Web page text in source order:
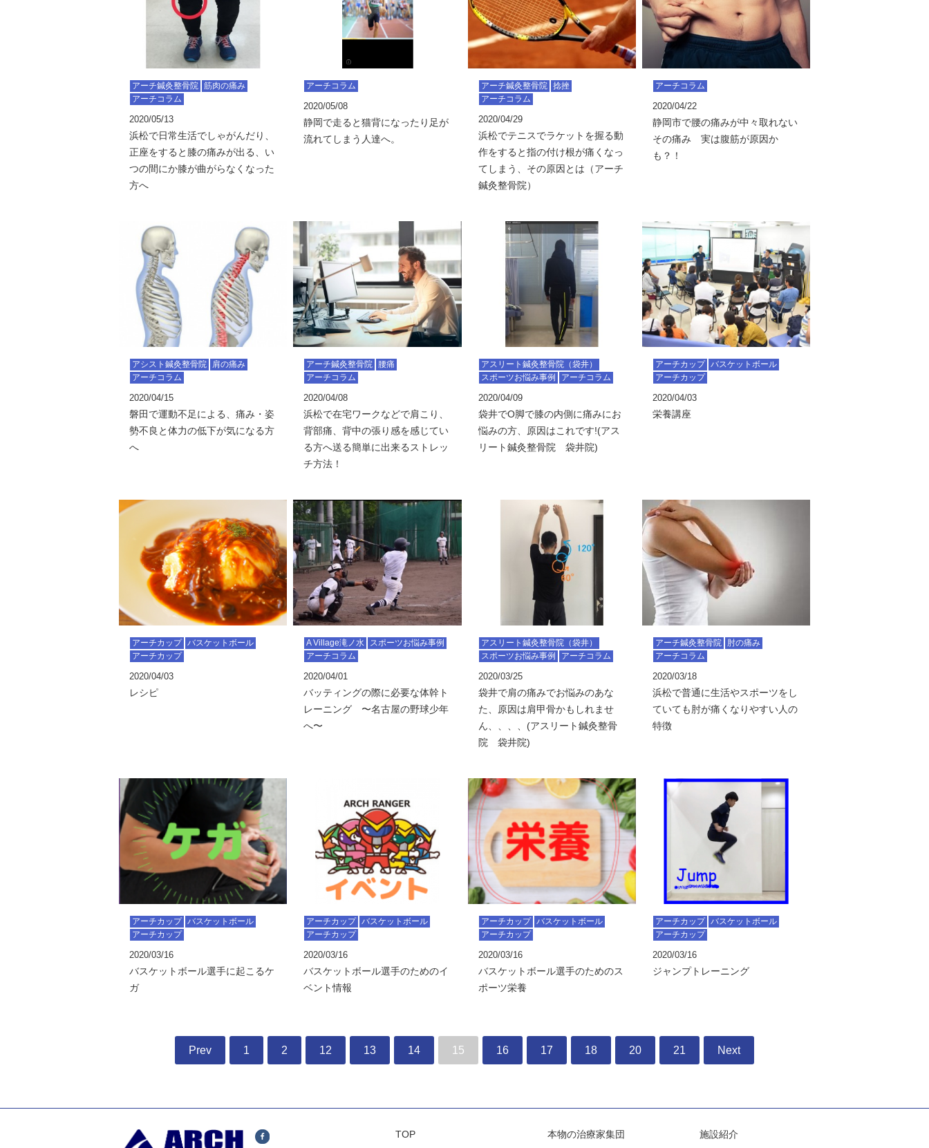
アーチ鍼灸整骨院 筋肉の痛み
アーチコラム
2020/05/13
浜松で日常生活でしゃがんだり、
正座をすると膝の痛みが出る、い
つの間にか膝が曲がらなくなった
方へ
アーチコラム
2020/05/08
静岡で走ると猫背になったり足が
流れてしまう人達へ。
アーチ鍼灸整骨院
捻挫
アーチコラム
2020/04/29
浜松でテニスでラケットを握る動
作をすると指の付け根が痛くなっ
てしまう、その原因とは（アーチ
鍼灸整骨院）
アーチコラム
2020/04/22
静岡市で腰の痛みが中々取れない
その痛み 実は腹筋が原因か
も？！
アシスト鍼灸整骨院
肩の痛み
アーチコラム
2020/04/15
磐田で運動不足による、痛み・姿
勢不良と体力の低下が気になる方
へ
アーチ鍼灸整骨院
腰痛
アーチコラム
2020/04/08
浜松で在宅ワークなどで肩こり、
背部痛、背中の張り感を感じてい
る方へ送る簡単に出来るストレッ
チ方法！
アスリート鍼灸整骨院（袋井）
スポーツお悩み事例
アーチコラム
2020/04/09
袋井でO脚で膝の内側に痛みにお
悩みの方、原因はこれです!(アス
リート鍼灸整骨院 袋井院)
アーチカップ バスケットボール
アーチカップ
2020/04/03
栄養講座
アーチカップ バスケットボール
アーチカップ
2020/04/03
レシピ
A Village滝ノ水
スポーツお悩み事例
アーチコラム
2020/04/01
バッティングの際に必要な体幹ト
レーニング 〜名古屋の野球少年
へ〜
アスリート鍼灸整骨院（袋井）
スポーツお悩み事例
アーチコラム
2020/03/25
袋井で肩の痛みでお悩みのあな
た、原因は肩甲骨かもしれませ
ん、、、、(アスリート鍼灸整骨
院 袋井院)
アーチ鍼灸整骨院
肘の痛み
アーチコラム
2020/03/18
浜松で普通に生活やスポーツをし
ていても肘が痛くなりやすい人の
特徴
アーチカップ バスケットボール
アーチカップ
2020/03/16
バスケットボール選手に起こるケ
ガ
アーチカップ バスケットボール
アーチカップ
2020/03/16
バスケットボール選手のためのイ
ベント情報
アーチカップ
バスケットボール
アーチカップ
2020/03/16
バスケットボール選手のためのス
ポーツ栄養
アーチカップ バスケットボール
アーチカップ
2020/03/16
ジャンプトレーニング
Prev 1 2 12 13 14 15 16 17 18 20 21 Next
TOP
本物の治療家集団
施設紹介